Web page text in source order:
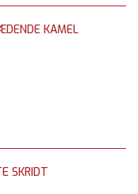
KAMEL
SKRIDT